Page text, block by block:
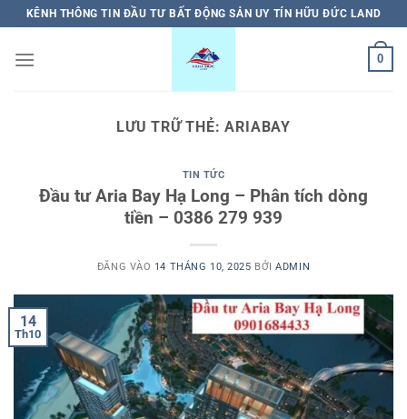
qua
nội
KÊNH THÔNG TIN ĐẦU TƯ BẤT ĐỘNG SẢN UY TÍN HỮU ĐỨC LAND
0
LƯU TRỮ THẺ:ARIABAY
TIN TỨC
Đầu tư Aria Bay Hạ Long – Phân tích dòng
tiền – 0386 279 939
ĐĂNG VÀO 14 THÁNG 10, 2025 BỞIADMIN
14
Th10